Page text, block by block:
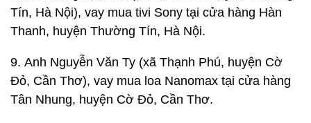
Tín, Hà Nội), vay mua tivi Sony tại cửa hàng Hàn
Thanh, huyện Thường Tín, Hà Nội.
9. Anh Nguyễn Văn Ty (xã Thạnh Phú, huyện Cờ
Đỏ, Cần Thơ), vay mua loa Nanomax tại cửa hàng
Tân Nhung, huyện Cờ Đỏ, Cần Thơ.